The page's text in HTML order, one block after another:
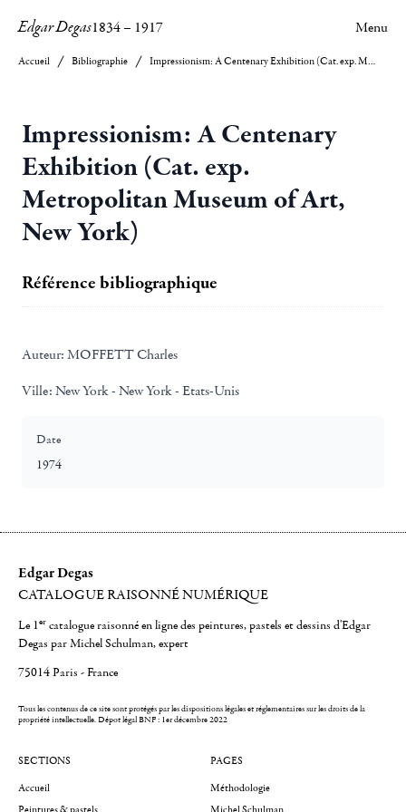
Edgar Degas1834– 1917 Menu
Accueil Bibliographie Impressionism: A Centenary Exhibition (Cat. exp. Metropolitan Museum of Art, New York)
Impressionism: A Centenary
Exhibition (Cat. exp.
Metropolitan Museum of Art,
New York)
Référence bibliographique
Auteur: MOFFETT Charles
Ville: New York - New York - Etats-Unis
Date
1974
Edgar Degas
CATALOGUE RAISONNÉ NUMÉRIQUE
Le 1er catalogue raisonné en ligne des peintures, pastels et dessins d'Edgar
Degas par Michel Schulman, expert
75014 Paris - France
Tous les contenus de ce site sont protégés par les dispositions légales et réglementaires sur les droits de la
propriété intellectuelle.Dépot légal BNF : 1er décembre 2022
SECTIONS
Accueil
PAGES
Méthodologie